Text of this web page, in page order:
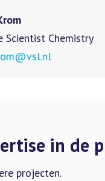
Scientist Chemistry
in de
projecten.